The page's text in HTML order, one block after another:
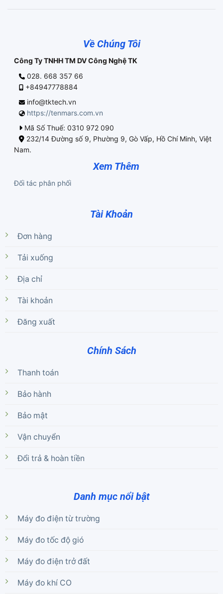
Về Chúng Tôi
Công Ty TNHH TM DV Công Nghệ TK
028. 668 357 66
+84947778884
info@tktech.vn
https://tenmars.com.vn
Mã Số Thuế: 0310 972 090
232/14 Đường số 9, Phường 9, Gò Vấp, Hồ Chí Minh, Việt
Nam.
Xem Thêm
Đối tác phân phối
Tài Khoản
Đơn hàng
Tải xuống
Địa chỉ
Tài khoản
Đăng xuất
Chính Sách
Thanh toán
Bảo hành
Bảo mật
Vận chuyển
Đổi trả & hoàn tiền
Danh mục nổi bật
Máy đo điện từ trường
Máy đo tốc độ gió
Máy đo điện trở đất
Máy đo khí CO